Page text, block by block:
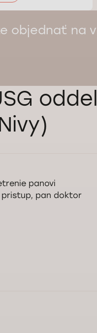
objednať na
panovi
pristup, pan doktor